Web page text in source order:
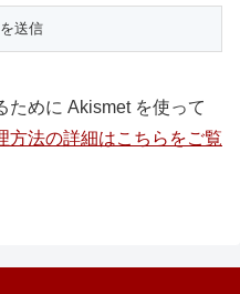
ために Akismet を使って
方法の詳細はこちらをご覧